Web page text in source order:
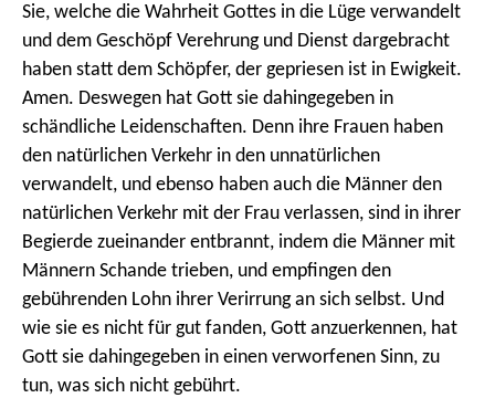
Sie, welche die Wahrheit Gottes in die Lüge verwandelt
und dem Geschöpf Verehrung und Dienst dargebracht
haben statt dem Schöpfer, der gepriesen ist in Ewigkeit.
Amen. Deswegen hat Gott sie dahingegeben in
schändliche Leidenschaften. Denn ihre Frauen haben
den natürlichen Verkehr in den unnatürlichen
verwandelt, und ebenso haben auch die Männer den
natürlichen Verkehr mit der Frau verlassen, sind in ihrer
Begierde zueinander entbrannt, indem die Männer mit
Männern Schande trieben, und empfingen den
gebührenden Lohn ihrer Verirrung an sich selbst. Und
wie sie es nicht für gut fanden, Gott anzuerkennen, hat
Gott sie dahingegeben in einen verworfenen Sinn, zu
tun, was sich nicht gebührt.